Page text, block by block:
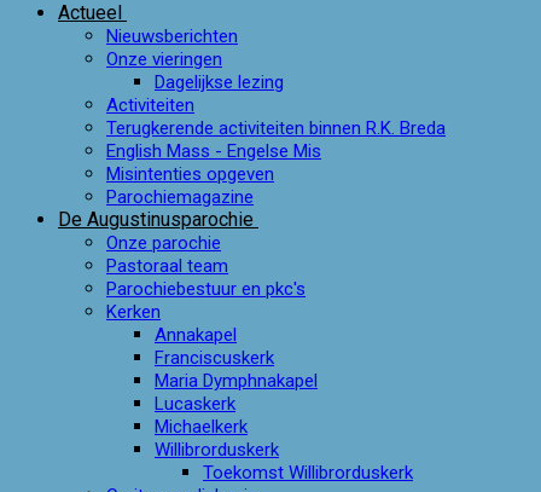
Actueel
Nieuwsberichten
Onze vieringen
Dagelijkse lezing
Activiteiten
Terugkerende activiteiten binnen R.K. Breda
English Mass - Engelse Mis
Misintenties opgeven
Parochiemagazine
De Augustinusparochie
Onze parochie
Pastoraal team
Parochiebestuur en pkc's
Kerken
Annakapel
Franciscuskerk
Maria Dymphnakapel
Lucaskerk
Michaelkerk
Willibrorduskerk
Toekomst Willibrorduskerk